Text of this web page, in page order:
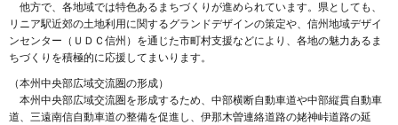
他方で、各地域では特色あるまちづくりが進められています。県としても、
リニア駅近郊の土地利用に関するグランドデザインの策定や、信州地域デザイ
ンセンター（ＵＤＣ信州）を通じた市町村支援などにより、各地の魅力あるま
ちづくりを積極的に応援してまいります。
（本州中央部広域交流圏の形成）
本州中央部広域交流圏を形成するため、中部横断自動車道や中部縦貫自動車
道、三遠南信自動車道の整備を促進し、伊那木曽連絡道路の姥神峠道路の延